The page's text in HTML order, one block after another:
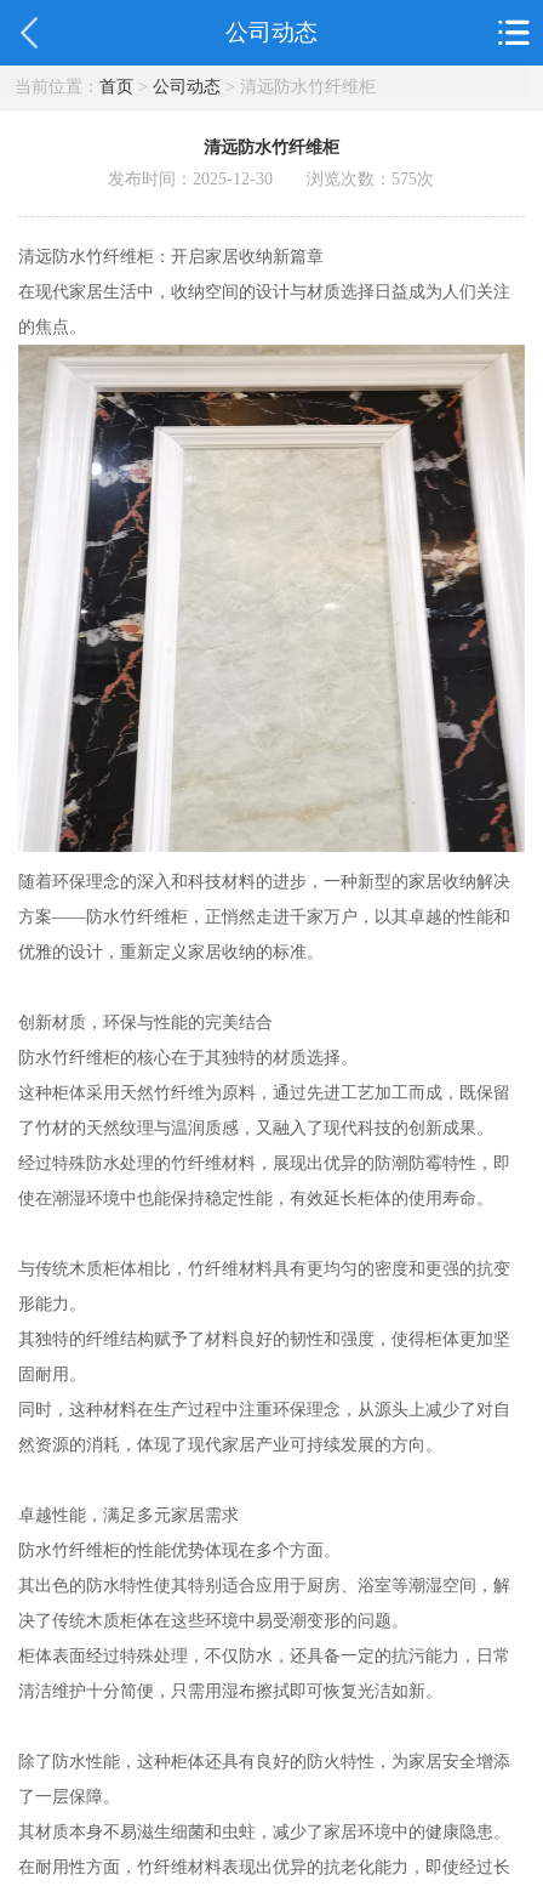
公司动态
当前位置： 首页> 公司动态> 清远防水竹纤维柜
清远防水竹纤维柜
发布时间：2025-12-30 浏览次数： 575次
清远防水竹纤维柜：开启家居收纳新篇章
在现代家居生活中，收纳空间的设计与材质选择日益成为人们关注
的焦点。
随着环保理念的深入和科技材料的进步，一种新型的家居收纳解决
方案——防水竹纤维柜，正悄然走进千家万户，以其卓越的性能和
优雅的设计，重新定义家居收纳的标准。
创新材质，环保与性能的完美结合
防水竹纤维柜的核心在于其独特的材质选择。
这种柜体采用天然竹纤维为原料，通过先进工艺加工而成，既保留
了竹材的天然纹理与温润质感，又融入了现代科技的创新成果。
经过特殊防水处理的竹纤维材料，展现出优异的防潮防霉特性，即
使在潮湿环境中也能保持稳定性能，有效延长柜体的使用寿命。
与传统木质柜体相比，竹纤维材料具有更均匀的密度和更强的抗变
形能力。
其独特的纤维结构赋予了材料良好的韧性和强度，使得柜体更加坚
固耐用。
同时，这种材料在生产过程中注重环保理念，从源头上减少了对自
然资源的消耗，体现了现代家居产业可持续发展的方向。
卓越性能，满足多元家居需求
防水竹纤维柜的性能优势体现在多个方面。
其出色的防水特性使其特别适合应用于厨房、浴室等潮湿空间，解
决了传统木质柜体在这些环境中易受潮变形的问题。
柜体表面经过特殊处理，不仅防水，还具备一定的抗污能力，日常
清洁维护十分简便，只需用湿布擦拭即可恢复光洁如新。
除了防水性能，这种柜体还具有良好的防火特性，为家居安全增添
了一层保障。
其材质本身不易滋生细菌和虫蛀，减少了家居环境中的健康隐患。
在耐用性方面，竹纤维材料表现出优异的抗老化能力，即使经过长